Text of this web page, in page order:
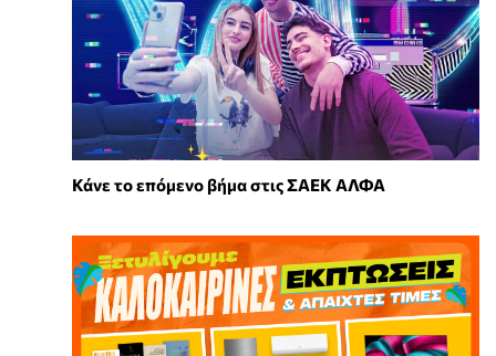
Κάνε το επόμενο βήμα στις ΣΑΕΚ ΑΛΦΑ